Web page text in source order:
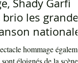
Shady Garfi
les grandes
Manaï
3 min read